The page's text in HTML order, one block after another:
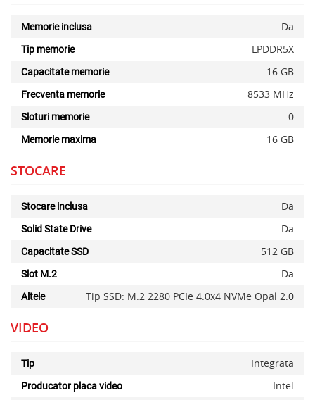
Memorie inclusa Da
Tip memorie LPDDR5X
Capacitate memorie 16 GB
Frecventa memorie 8533 MHz
Sloturi memorie 0
Memorie maxima 16 GB
STOCARE
Stocare inclusa Da
Solid State Drive Da
Capacitate SSD 512 GB
Slot M.2 Da
Altele Tip SSD: M.2 2280 PCIe 4.0x4 NVMe Opal 2.0
VIDEO
Tip Integrata
Producator placa video Intel